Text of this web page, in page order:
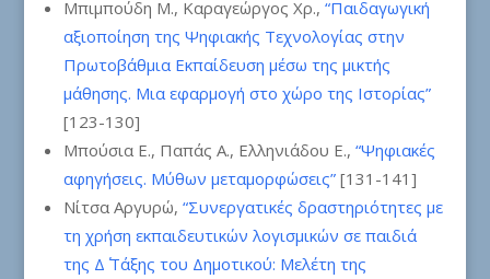
Μπιμπούδη Μ., Καραγεώργος Χρ., “Παιδαγωγική
αξιοποίηση της Ψηφιακής Τεχνολογίας στην
Πρωτοβάθμια Εκπαίδευση μέσω της μικτής
μάθησης. Μια εφαρμογή στο χώρο της Ιστορίας”
[123-130]
Μπούσια Ε., Παπάς Α., Ελληνιάδου Ε., “Ψηφιακές
αφηγήσεις. Μύθων μεταμορφώσεις”[131-141]
Νίτσα Αργυρώ, “Συνεργατικές δραστηριότητες με
τη χρήση εκπαιδευτικών λογισμικών σε παιδιά
της Δ΄ Τάξης του Δημοτικού: Μελέτη της